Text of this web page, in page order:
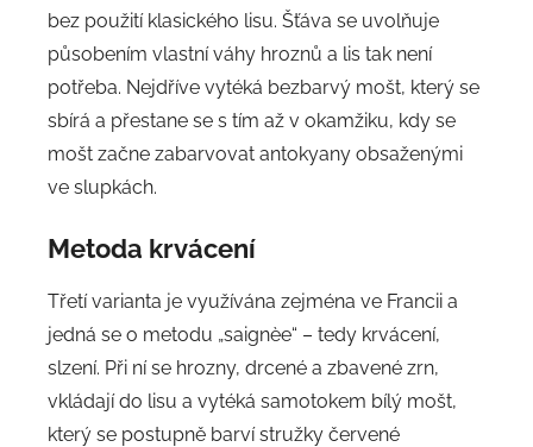
bez použití klasického lisu. Šťáva se uvolňuje
působením vlastní váhy hroznů a lis tak není
potřeba. Nejdříve vytéká bezbarvý mošt, který se
sbírá a přestane se s tím až v okamžiku, kdy se
mošt začne zabarvovat antokyany obsaženými
ve slupkách.
Metoda krvácení
Třetí varianta je využívána zejména ve Francii a
jedná se o metodu „saignèe“ – tedy krvácení,
slzení. Při ní se hrozny, drcené a zbavené zrn,
vkládají do lisu a vytéká samotokem bílý mošt,
který se postupně barví stružky červené